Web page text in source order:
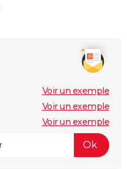
Voir un exemple
Voir un exemple
Voir un exemple